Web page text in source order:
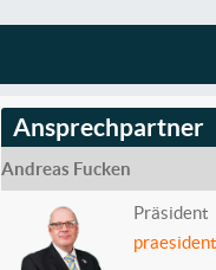
Ansprechpartner
Andreas Fucken
Präsident